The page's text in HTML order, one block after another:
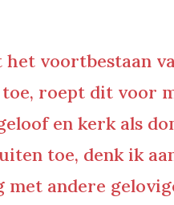
voortbestaan
roept dit voor
en kerk als
toe, denk ik
met andere